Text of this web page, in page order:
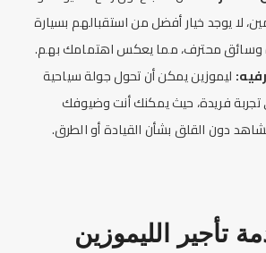
لا يوجد خيار أفضل من استقبالهم بسيارة
وسائق محترف، مما يعكس اهتمامك بهم.
ليموزينيمكن أن تحول جولة سياحية
تجربة فريدة، حيث يمكنك أنت وضيوفك
دون القلق بشأن القيادة أو الطرق.
تأجير الليموزين